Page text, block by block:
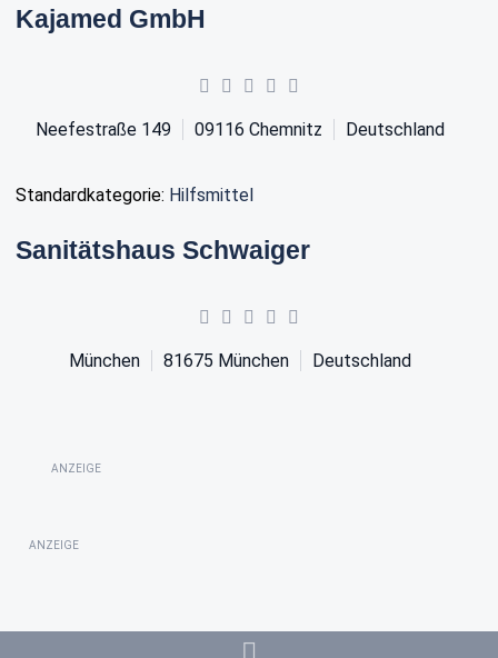
Kajamed GmbH
Neefestraße 149 09116 Chemnitz Deutschland
Standardkategorie: Hilfsmittel
Sanitätshaus Schwaiger
München 81675 München Deutschland
ANZEIGE
ANZEIGE